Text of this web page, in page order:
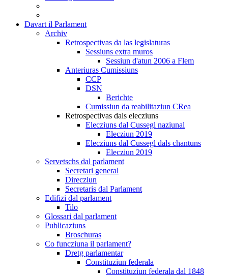
Davart il Parlament
Archiv
Retrospectivas da las legislaturas
Sessiuns extra muros
Sessiun d'atun 2006 a Flem
Anteriuras Cumissiuns
CCP
DSN
Berichte
Cumissiun da reabilitaziun CRea
Retrospectivas dals elecziuns
Elecziuns dal Cussegl naziunal
Elecziun 2019
Elecziuns dal Cussegl dals chantuns
Elecziun 2019
Servetschs dal parlament
Secretari general
Direcziun
Secretaris dal Parlament
Edifizi dal parlament
Tilo
Glossari dal parlament
Publicaziuns
Broschuras
Co funcziuna il parlament?
Dretg parlamentar
Constituziun federala
Constituziun federala dal 1848